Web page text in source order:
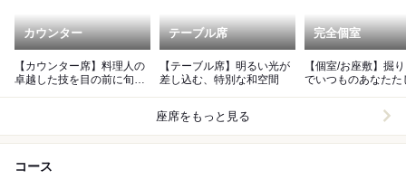
カウンター
【カウンター席】料理人の
卓越した技を目の前に旬の
テーブル席
【テーブル席】明るい光が
差し込む、特別な和空間
完全個室
【個室/お座敷】掘
でいつものあなたた
座席をもっと見る
コース